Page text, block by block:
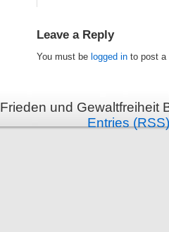
Leave a Reply
You must be logged in to post a
Frieden und Gewaltfreiheit
Entries (RSS)